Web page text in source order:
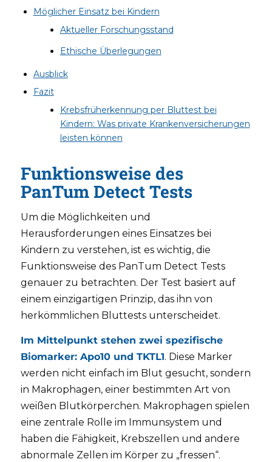
Möglicher Einsatz bei Kindern
Aktueller Forschungsstand
Ethische Überlegungen
Ausblick
Fazit
Krebsfrüherkennung per Bluttest bei
Kindern: Was private Krankenversicherungen
leisten können
Funktionsweise des
PanTum Detect Tests
Um die Möglichkeiten und
Herausforderungen eines Einsatzes bei
Kindern zu verstehen, ist es wichtig, die
Funktionsweise des PanTum Detect Tests
genauer zu betrachten. Der Test basiert auf
einem einzigartigen Prinzip, das ihn von
herkömmlichen Bluttests unterscheidet.
Im Mittelpunkt stehen zwei spezifische
Biomarker: Apo10 und TKTL1. Diese Marker
werden nicht einfach im Blut gesucht, sondern
in Makrophagen, einer bestimmten Art von
weißen Blutkörperchen. Makrophagen spielen
eine zentrale Rolle im Immunsystem und
haben die Fähigkeit, Krebszellen und andere
abnormale Zellen im Körper zu „fressen“.